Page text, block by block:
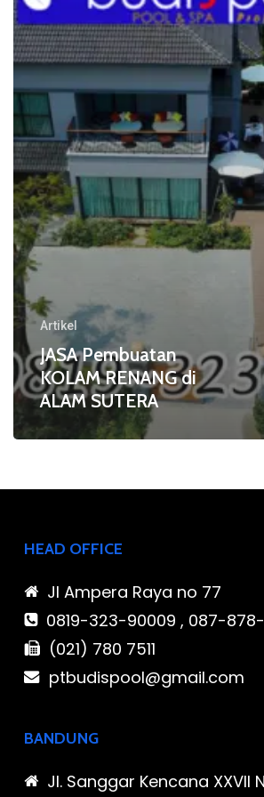
RENANG
di
ALAM
SUTERA
Artikel
JASA Pembuatan
KOLAM RENANG di
ALAM SUTERA
HEAD OFFICE
Jl Ampera Raya no 77
0819-323-90009 , 087-
(021) 780 7511
ptbudispool@gmail.com
BANDUNG
Jl. Sanggar Kencana XXVII